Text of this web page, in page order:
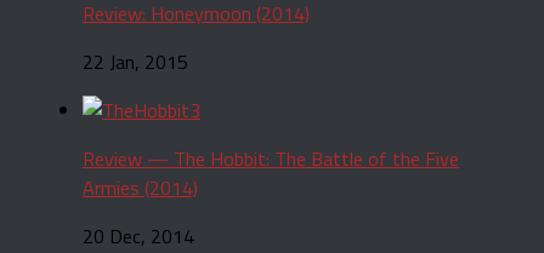
Review: Honeymoon (2014)
22 Jan, 2015
Review — The Hobbit: The Battle of the Five
Armies (2014)
20 Dec, 2014